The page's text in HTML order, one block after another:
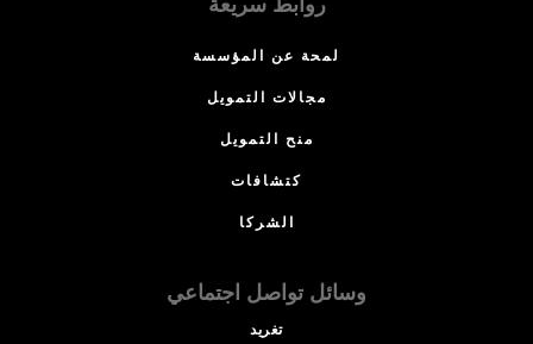
روابط سريعة
لمحة عن المؤسسة
مجالات التمويل
منح التمويل
كتشافات
الشركا
وسائل تواصل اجتماعي
تغريد